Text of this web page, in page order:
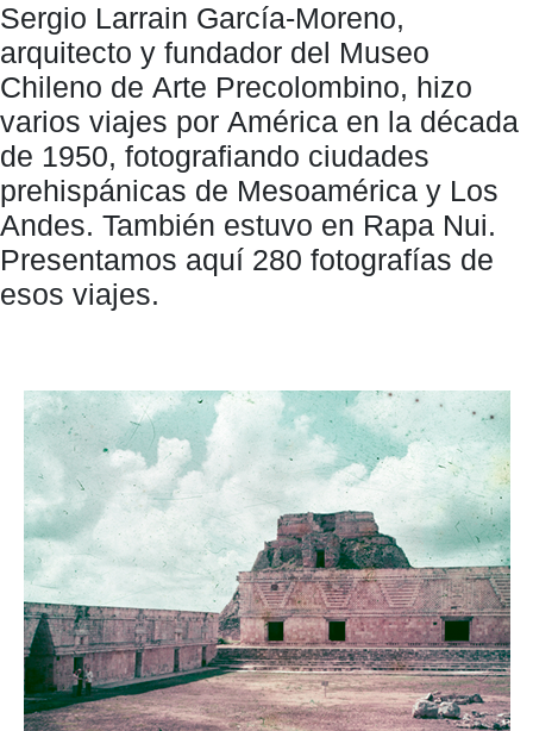
Sergio Larrain García-Moreno,
arquitecto y fundador del Museo
Chileno de Arte Precolombino, hizo
varios viajes por América en la década
de 1950, fotografiando ciudades
prehispánicas de Mesoamérica y Los
Andes. También estuvo en Rapa Nui.
Presentamos aquí 280 fotografías de
esos viajes.